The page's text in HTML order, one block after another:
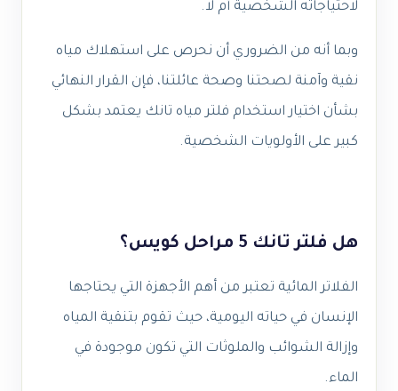
لاحتياجاته الشخصية أم لا.
وبما أنه من الضروري أن نحرص على استهلاك مياه
نقية وآمنة لصحتنا وصحة عائلتنا، فإن القرار النهائي
بشأن اختيار استخدام فلتر مياه تانك يعتمد بشكل
كبير على الأولويات الشخصية.
هل فلتر تانك 5 مراحل كويس؟
الفلاتر المائية تعتبر من أهم الأجهزة التي يحتاجها
الإنسان في حياته اليومية، حيث تقوم بتنقية المياه
وإزالة الشوائب والملوثات التي تكون موجودة في
الماء.